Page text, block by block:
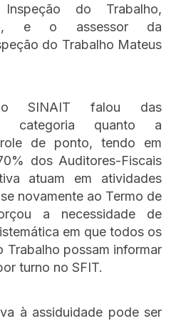
do Trabalho,
e o assessor da
do Trabalho Mateus
SINAIT falou das
categoria quanto a
de ponto, tendo em
dos Auditores-Fiscais
atuam em atividades
novamente ao Termo de
a necessidade de
em que todos os
Trabalho possam informar
turno no SFIT.
à assiduidade pode ser